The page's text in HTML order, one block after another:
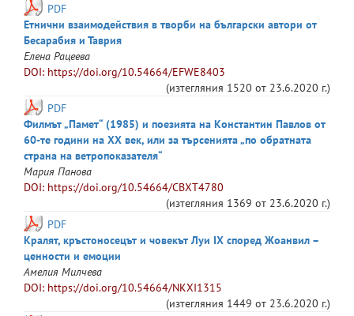
PDF
Етнични взаимодействия в творби на български автори от
Бесарабия и Таврия
Елена Рацеева
DOI: https://doi.org/10.54664/EFWE8403
(изтегляния 1520 от 23.6.2020 г.)
PDF
Филмът „Памет“ (1985) и поезията на Константин Павлов от
60-те години на ХХ век, или за търсенията „по обратната
страна на ветропоказателя“
Мария Панова
DOI: https://doi.org/10.54664/CBXT4780
(изтегляния 1369 от 23.6.2020 г.)
PDF
Кралят, кръстоносецът и човекът Луи IX според Жоанвил –
ценности и емоции
Амелия Милчева
DOI: https://doi.org/10.54664/NKXI1315
(изтегляния 1449 от 23.6.2020 г.)